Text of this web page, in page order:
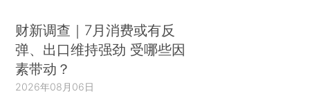
财新调查｜7月消费或有反
弹、出口维持强劲 受哪些因
素带动？
2026年08月06日